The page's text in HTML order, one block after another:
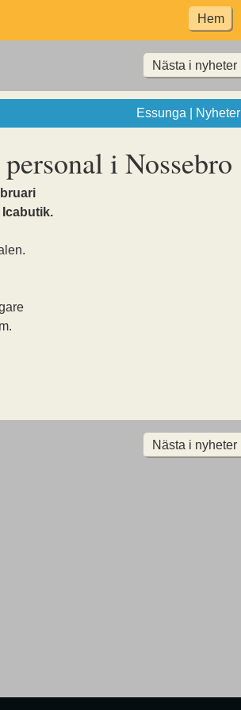
Hem
Nästa i nyheter
Essunga | Nyheter
i Nossebro
Nästa i nyheter